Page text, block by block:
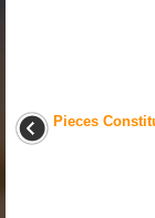
Pieces